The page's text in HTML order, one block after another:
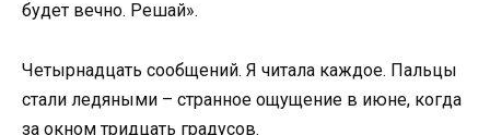
будет вечно. Решай».
Четырнадцать сообщений. Я читала каждое. Пальцы
стали ледяными – странное ощущение в июне, когда
за окном тридцать градусов.